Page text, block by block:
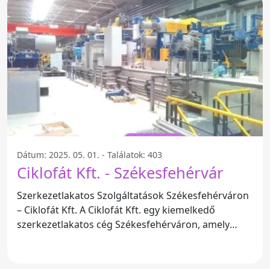
Dátum: 2025. 05. 01. - Találatok: 403
Ciklofát Kft. - Székesfehérvár
Szerkezetlakatos Szolgáltatások Székesfehérváron
– Ciklofát Kft. A Ciklofát Kft. egy kiemelkedő
szerkezetlakatos cég Székesfehérváron, amely